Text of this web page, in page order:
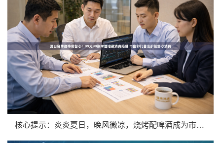
核心提示：炎炎夏日，晚风微凉，烧烤配啤酒成为市民休闲、欢聚的